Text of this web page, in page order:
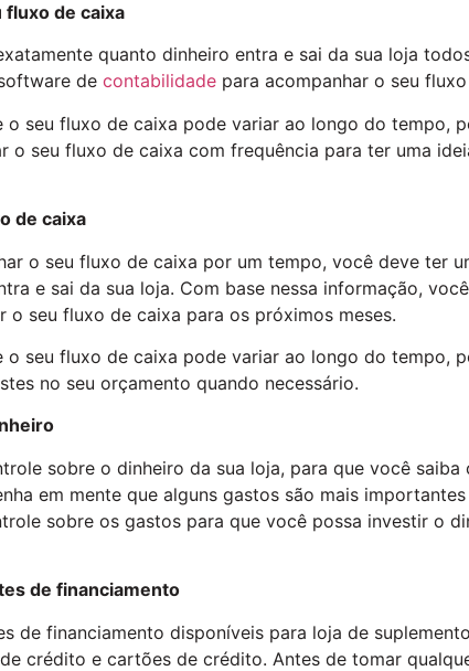
fluxo de caixa
quanto dinheiro entra e sai da sua loja
de contabilidade para acompanhar o seu
o seu fluxo de caixa pode variar ao longo do tempo,
o seu fluxo de caixa com frequência para ter uma
de caixa
o seu fluxo de caixa por um tempo, você deve ter
e sai da sua loja. Com base nessa informação,
o seu fluxo de caixa para os próximos meses.
o seu fluxo de caixa pode variar ao longo do tempo,
no seu orçamento quando necessário.
sobre o dinheiro da sua loja, para que você saiba
em mente que alguns gastos são mais
sobre os gastos para que você possa investir o
de financiamento
de financiamento disponíveis para loja de
crédito e cartões de crédito. Antes de tomar